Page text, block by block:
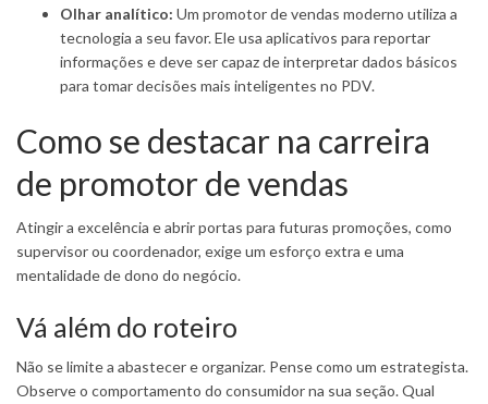
Olhar analítico: Um promotor de vendas moderno utiliza a
tecnologia a seu favor. Ele usa aplicativos para reportar
informações e deve ser capaz de interpretar dados básicos
para tomar decisões mais inteligentes no PDV.
Como se destacar na carreira
de promotor de vendas
Atingir a excelência e abrir portas para futuras promoções, como
supervisor ou coordenador, exige um esforço extra e uma
mentalidade de dono do negócio.
Vá além do roteiro
Não se limite a abastecer e organizar. Pense como um estrategista.
Observe o comportamento do consumidor na sua seção. Qual